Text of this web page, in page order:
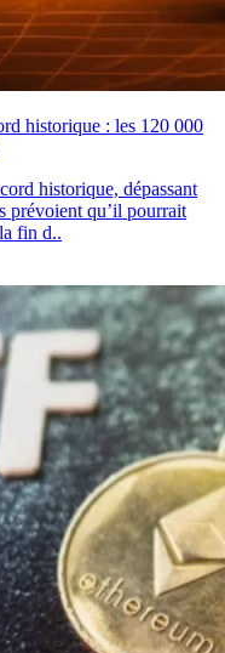
historique : les 120 000
historique, dépassant
prévoient qu’il pourrait
fin d..